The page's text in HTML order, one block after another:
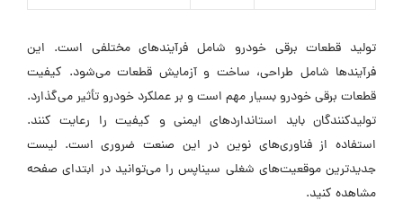
تولید قطعات برقی خودرو شامل فرآیندهای مختلفی است. این
فرآیندها شامل طراحی، ساخت و آزمایش قطعات می‌شود. کیفیت
قطعات برقی خودرو بسیار مهم است و بر عملکرد خودرو تأثیر می‌گذارد.
تولیدکنندگان باید استانداردهای ایمنی و کیفیت را رعایت کنند.
استفاده از فناوری‌های نوین در این صنعت ضروری است. لیست
جدیدترین موقعیت‌های شغلی سیناپس را می‌توانید در ابتدای صفحه
مشاهده کنید.